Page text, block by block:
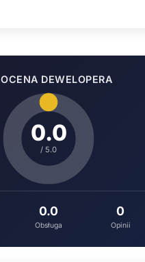
OCENA DEWELOPERA
0.0
/ 5.0
0.0
Obsługa
0
Opinii